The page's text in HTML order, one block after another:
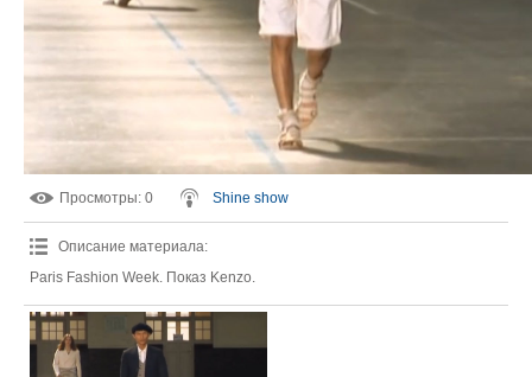
Просмотры: 0 Shine show
Описание материала:
Paris Fashion Week. Показ Kenzo.